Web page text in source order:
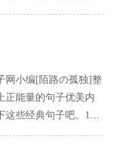
每一个成年人回到童
儿童节。节日快
网小编[陌路の孤独]整
正能量的句子优美内
这些经典句子吧。1、
固，也无法承受忙碌
你忙得身心疲惫，…